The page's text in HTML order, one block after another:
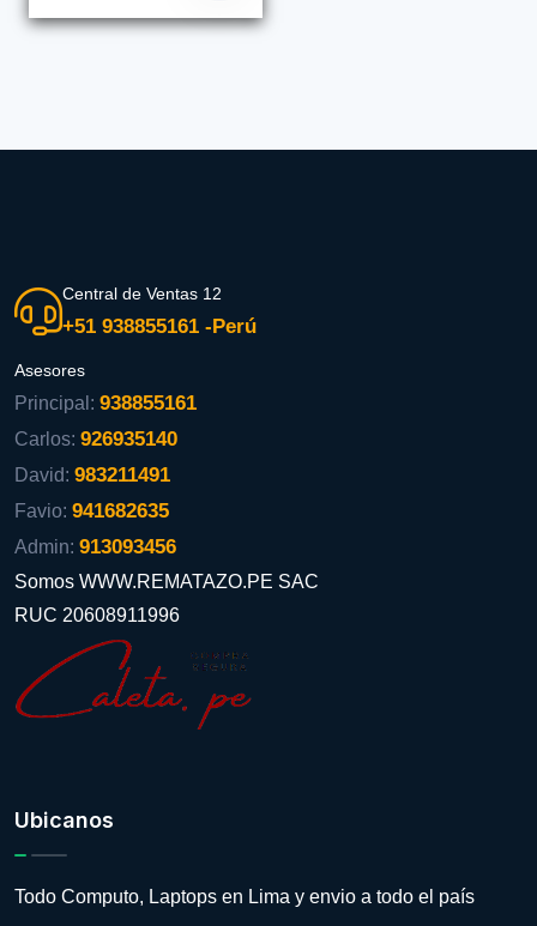
Central de Ventas 12
+51 938855161 -Perú
Asesores
Principal: 938855161
Carlos: 926935140
David: 983211491
Favio: 941682635
Admin: 913093456
Somos WWW.REMATAZO.PE SAC
RUC 20608911996
Ubicanos
Todo Computo, Laptops en Lima y envio a todo el país